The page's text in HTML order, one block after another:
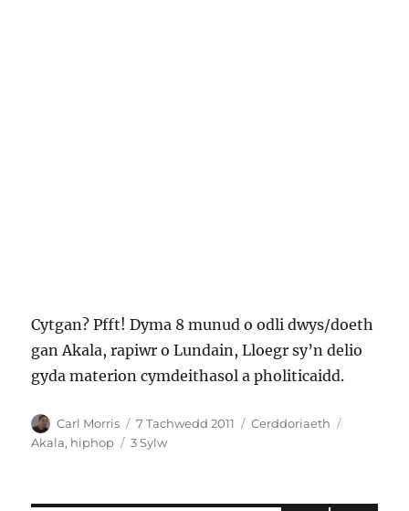
Cytgan? Pfft! Dyma 8 munud o odli dwys/doeth
gan Akala, rapiwr o Lundain, Lloegr sy’n delio
gyda materion cymdeithasol a pholiticaidd.
Awdur
Carl Morris
Cofnodwyd
ar
7 Tachwedd 2011 Categorïau
Cerddoriaeth
Akala, hiphop 3 Sylwar